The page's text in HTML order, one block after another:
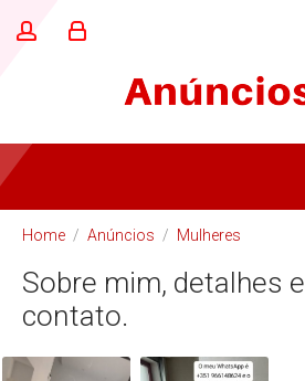
Home / Anúncios / Mulheres
Sobre mim, detalhes e
contato.